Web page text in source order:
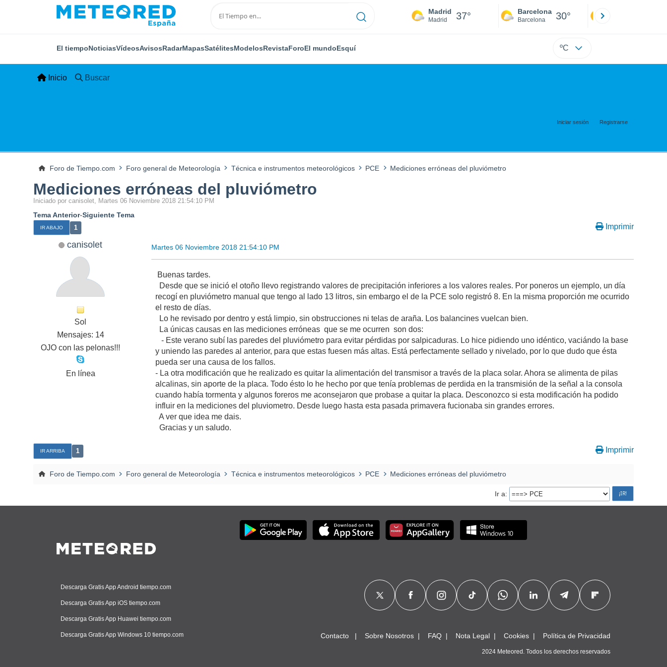
Madrid
Madrid 37° Barcelona
Barcelona 30°
El tiempoNoticiasVídeosAvisosRadarMapasSatélitesModelosRevistaForoEl mundoEsquí ºC
Inicio Buscar
Iniciar sesión Registrarse
Foro de Tiempo.com Foro general de Meteorología Técnica e instrumentos meteorológicos PCE Mediciones erróneas del pluviómetro
Mediciones erróneas del pluviómetro
Iniciado por canisolet, Martes 06 Noviembre 2018 21:54:10 PM
Tema Anterior-Siguiente Tema
IR ABAJO 1 Imprimir
canisolet
Sol
Mensajes: 14
OJO con las pelonas!!!
En línea
Martes 06 Noviembre 2018 21:54:10 PM
Buenas tardes.
Desde que se inició el otoño llevo registrando valores de precipitación inferiores a los valores reales. Por poneros un ejemplo, un día
recogí en pluviómetro manual que tengo al lado 13 litros, sin embargo el de la PCE solo registró 8. En la misma proporción me ocurrido
el resto de días.
Lo he revisado por dentro y está limpio, sin obstrucciones ni telas de araña. Los balancines vuelcan bien.
La únicas causas en las mediciones erróneas que se me ocurren son dos:
- Este verano subí las paredes del pluviómetro para evitar pérdidas por salpicaduras. Lo hice pidiendo uno idéntico, vaciándo la base
y uniendo las paredes al anterior, para que estas fuesen más altas. Está perfectamente sellado y nivelado, por lo que dudo que ésta
pueda ser una causa de los fallos.
- La otra modificación que he realizado es quitar la alimentación del transmisor a través de la placa solar. Ahora se alimenta de pilas
alcalinas, sin aporte de la placa. Todo ésto lo he hecho por que tenía problemas de perdida en la transmisión de la señal a la consola
cuando había tormenta y algunos foreros me aconsejaron que probase a quitar la placa. Desconozco si esta modificación ha podido
influir en la mediciones del pluviometro. Desde luego hasta esta pasada primavera fucionaba sin grandes errores.
A ver que idea me dais.
Gracias y un saludo.
IR ARRIBA 1 Imprimir
Foro de Tiempo.com Foro general de Meteorología Técnica e instrumentos meteorológicos PCE Mediciones erróneas del pluviómetro
Ir a
Descarga Gratis App Android tiempo.com
Descarga Gratis App iOS tiempo.com
Descarga Gratis App Huawei tiempo.com
Descarga Gratis App Windows 10 tiempo.com Contacto Sobre Nosotros FAQ Nota Legal Cookies Política de Privacidad
2024 Meteored. Todos los derechos reservados